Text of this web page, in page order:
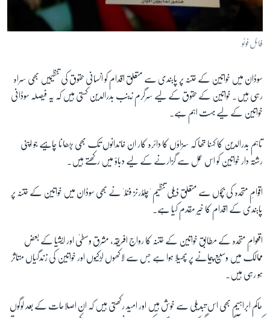
فائل فوٹو
سوڈان میں خواتین کے ختنہ پر پابندی سے متعلق اقدام کو انسانی حقوق کی تنظیمیں بھی سراہ
رہی ہیں۔ خواتین کے حقوق کے لیے سرگرم زینب بدرالدین کہتی ہیں کہ یہ فیصلہ سوڈانی
خواتین کے لیے بہت اہم ہے۔
تاہم بدرالدین کا کہنا تھا کہ سزاؤں کا دائرہ کار ان خاندانوں تک بھی بڑھانا چاہیے جو اپنی
رشتہ دار خواتین کو اس عمل سے گزارنے کے لیے دباؤ میں رکھتے ہیں۔
اقوامِ متحدہ کی بچوں سے متعلق ذیلی تنظیم 'چلڈرنز فنڈ' نے بھی سوڈان میں خواتین کے ختنہ پر
پابندی کے اقدام کا خیر مقدم کیا ہے۔
اقعوامِ متحدہ کے مطابق خواتین کے ختنہ کا رواج افریقہ، مشرق وسطیٰ اور ایشیا کے بعض
ممالک میں وسیع پیمانے پر پھیلا ہوا ہے جس سے لاکھوں لڑکیوں اور خواتین کی زندگیاں متاثر
ہو رہی ہیں۔
حاکم ابراہیم بھی اس تبدیلی سے خوش ہیں اور امید رکھتی ہیں کہ ان اصلاحات کے بعد لوگوں